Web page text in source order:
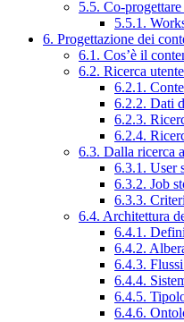
5.5. Co-
5.5.1.
6. Progettazione dei
6.1. Cos’è il
6.2. Ricerca
6.2.1.
6.2.2. Dati
6.2.3.
6.2.4.
6.3. Dalla ricerca
6.3.1. User
6.3.2. Job
6.3.3.
6.4. Architettura
6.4.1.
6.4.2.
6.4.3.
6.4.4.
6.4.5.
6.4.6.